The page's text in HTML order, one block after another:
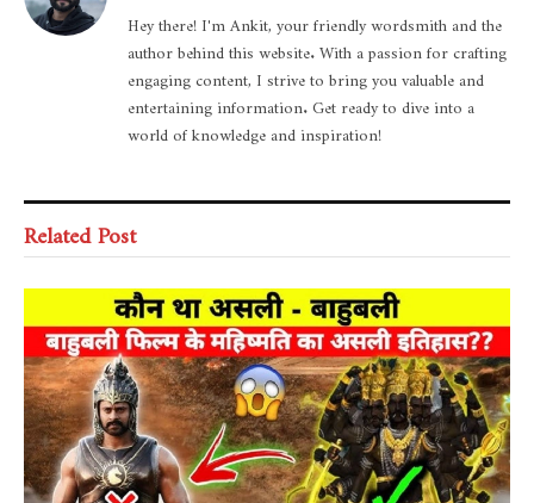
Hey there! I'm Ankit, your friendly wordsmith and the
author behind this website. With a passion for crafting
engaging content, I strive to bring you valuable and
entertaining information. Get ready to dive into a
world of knowledge and inspiration!
Related Post